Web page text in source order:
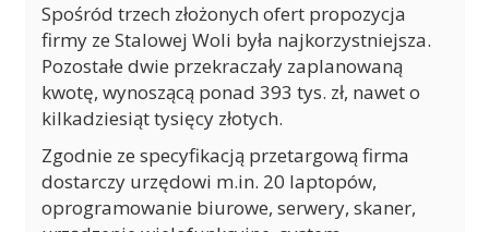
Spośród trzech złożonych ofert propozycja
firmy ze Stalowej Woli była najkorzystniejsza.
Pozostałe dwie przekraczały zaplanowaną
kwotę, wynoszącą ponad 393 tys. zł, nawet o
kilkadziesiąt tysięcy złotych.
Zgodnie ze specyfikacją przetargową firma
dostarczy urzędowi m.in. 20 laptopów,
oprogramowanie biurowe, serwery, skaner,